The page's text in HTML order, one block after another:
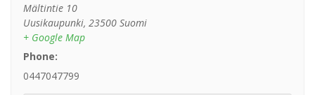
Mältintie 10
Uusikaupunki, 23500 Suomi
+ Google Map
Phone:
0447047799